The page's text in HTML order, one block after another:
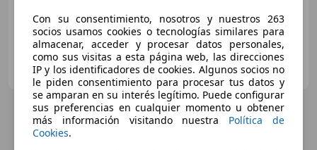
Flexicar Martorell
ES-08760 MARTORELLL
Con su consentimiento, nosotros y nuestros 263
socios usamos cookies o tecnologías similares para
almacenar, acceder y procesar datos personales,
como sus visitas a esta página web, las direcciones
IP y los identificadores de cookies. Algunos socios no
le piden consentimiento para procesar tus datos y
se amparan en su interés legítimo. Puede configurar
sus preferencias en cualquier momento u obtener
más información visitando nuestra Política de
Cookies.